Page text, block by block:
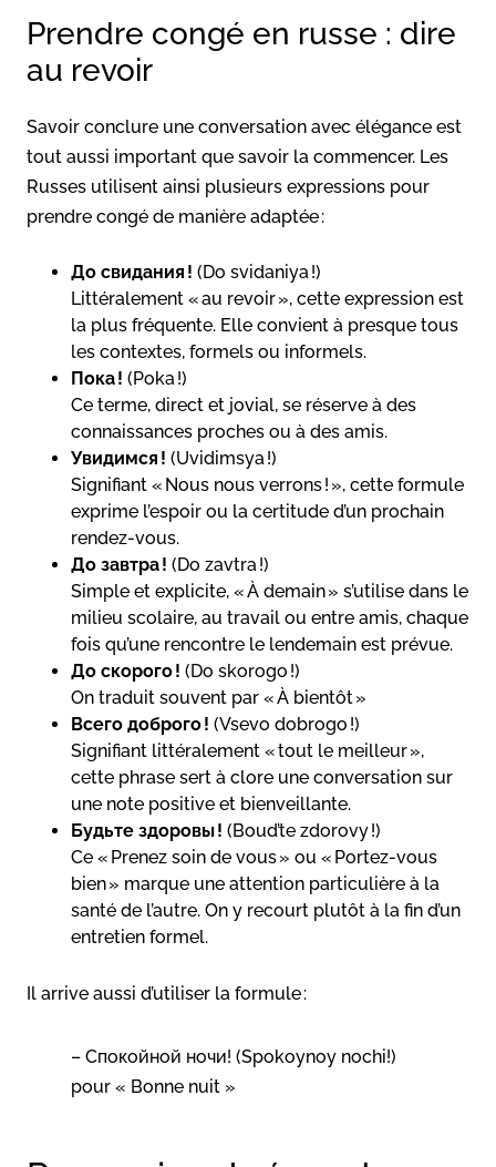
Prendre congé en russe : dire
au revoir
Savoir conclure une conversation avec élégance est
tout aussi important que savoir la commencer. Les
Russes utilisent ainsi plusieurs expressions pour
prendre congé de manière adaptée :
До свидания ! (Do svidaniya !)
Littéralement « au revoir », cette expression est
la plus fréquente. Elle convient à presque tous
les contextes, formels ou informels.
Пока ! (Poka !)
Ce terme, direct et jovial, se réserve à des
connaissances proches ou à des amis.
Увидимся ! (Uvidimsya !)
Signifiant « Nous nous verrons ! », cette formule
exprime l’espoir ou la certitude d’un prochain
rendez-vous.
До завтра ! (Do zavtra !)
Simple et explicite, « À demain » s’utilise dans le
milieu scolaire, au travail ou entre amis, chaque
fois qu’une rencontre le lendemain est prévue.
До скорого ! (Do skorogo !)
On traduit souvent par « À bientôt »
Всего доброго ! (Vsevo dobrogo !)
Signifiant littéralement « tout le meilleur »,
cette phrase sert à clore une conversation sur
une note positive et bienveillante.
Будьте здоровы ! (Boud’te zdorovy !)
Ce « Prenez soin de vous » ou « Portez-vous
bien » marque une attention particulière à la
santé de l’autre. On y recourt plutôt à la fin d’un
entretien formel.
Il arrive aussi d’utiliser la formule :
– Спокойной ночи! (Spokoynoy nochi!)
pour « Bonne nuit »